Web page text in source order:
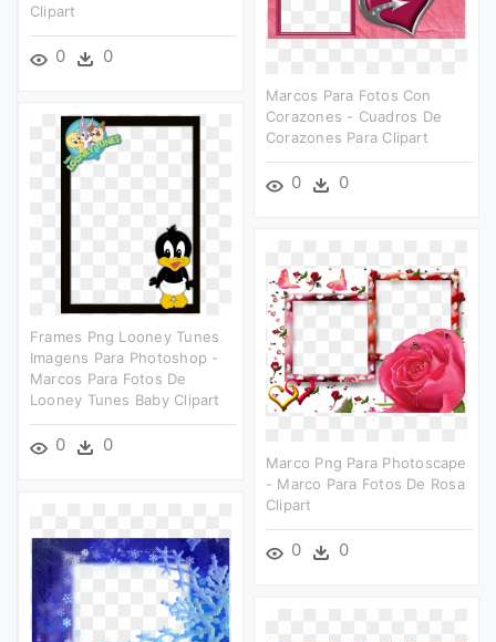
Clipart
0 0
Marcos Para Fotos Con
Corazones - Cuadros De
Corazones Para Clipart
0 0
Frames Png Looney Tunes
Imagens Para Photoshop -
Marcos Para Fotos De
Looney Tunes Baby Clipart
0 0
Marco Png Para Photoscape
- Marco Para Fotos De Rosa
Clipart
0 0